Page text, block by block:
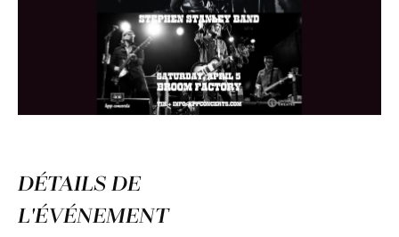
DÉTAILS DE
L'ÉVÉNEMENT